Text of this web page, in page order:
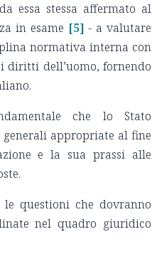
essa stessa affermato al
in esame [5] - a valutare
normativa interna con
diritti dell’uomo, fornendo
che lo Stato
appropriate al fine
e la sua prassi alle
questioni che dovranno
nel quadro giuridico